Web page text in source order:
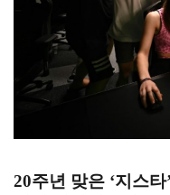
20주년 맞은 ‘지스